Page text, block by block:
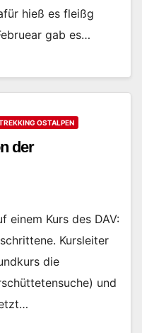
hieß es fleißg
gab es…
OSTALPEN
der
einem Kurs des DAV:
Kursleiter
die
und